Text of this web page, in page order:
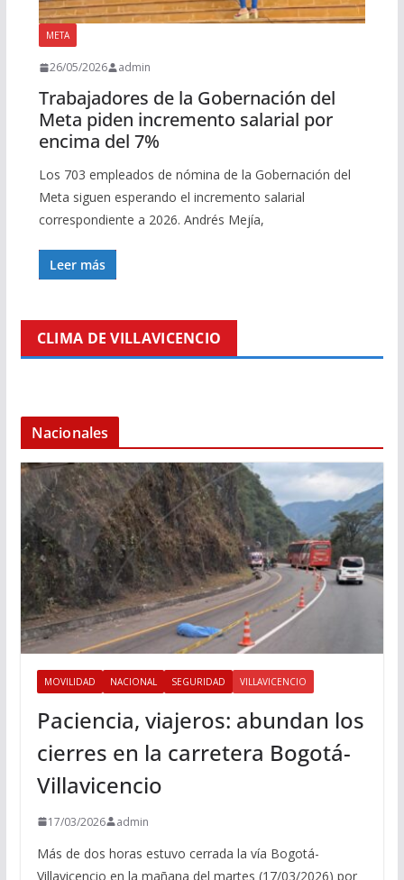
META
26/05/2026 admin
Trabajadores de la Gobernación del
Meta piden incremento salarial por
encima del 7%
Los 703 empleados de nómina de la Gobernación del
Meta siguen esperando el incremento salarial
correspondiente a 2026. Andrés Mejía,
Leer más
CLIMA DE VILLAVICENCIO
Nacionales
MOVILIDAD NACIONAL SEGURIDAD VILLAVICENCIO
Paciencia, viajeros: abundan los
cierres en la carretera Bogotá-
Villavicencio
17/03/2026 admin
Más de dos horas estuvo cerrada la vía Bogotá-
Villavicencio en la mañana del martes (17/03/2026) por